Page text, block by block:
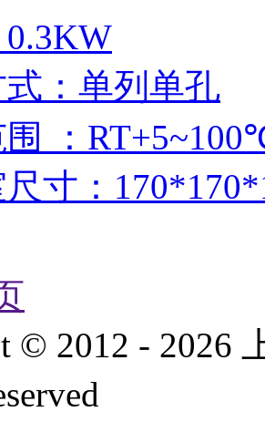
：单列单孔
：
寸：
© 2012 - 2026